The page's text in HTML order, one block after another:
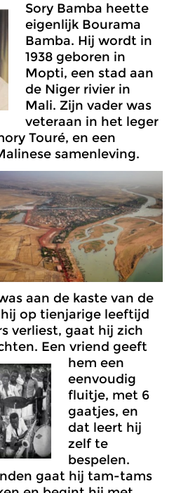
Sory Bamba heette
eigenlijk Bourama
Bamba. Hij wordt in
1938 geboren in
Mopti, een stad aan
de Niger rivier in
Mali. Zijn vader was
veteraan in het leger
Touré, en een
samenleving.
aan de kaste van de
op tienjarige leeftijd
verliest, gaat hij zich
Een vriend geeft
hem een
eenvoudig
fluitje, met 6
gaatjes, en
dat leert hij
zelf te
bespelen.
gaat hij tam-tams